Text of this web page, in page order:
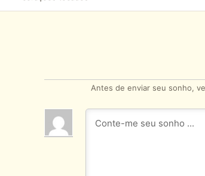
Antes de enviar seu sonho,